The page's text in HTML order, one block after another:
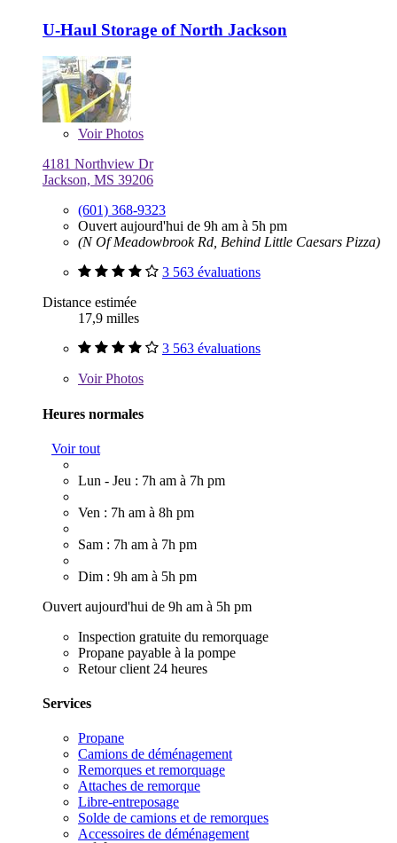
U-Haul Storage of North Jackson
VoirPhotos
4181 Northview Dr
Jackson, MS 39206
(601) 368-9323
Ouvert aujourd'hui de 9h am à 5h pm
(N Of Meadowbrook Rd, Behind Little Caesars Pizza)
3 563 évaluations
Distance estimée
17,9 milles
3 563 évaluations
VoirPhotos
Heures normales
Voir tout
Lun - Jeu : 7h am à 7h pm
Ven : 7h am à 8h pm
Sam : 7h am à 7h pm
Dim : 9h am à 5h pm
Ouvert aujourd'hui de 9h am à 5h pm
Inspection gratuite du remorquage
Propane payable à la pompe
Retour client 24 heures
Services
Propane
Camions de déménagement
Remorques et remorquage
Attaches de remorque
Libre-entreposage
Solde de camions et de remorques
Accessoires de déménagement